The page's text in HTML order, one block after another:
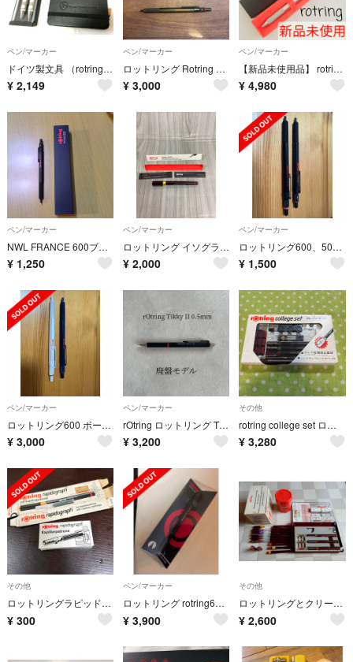
ペン/マーカー
ドイツ製文具 （rotring、BRUNNEN）のセット
¥ 2,149
ペン/マーカー
ロットリング Rotring 600 メカニカルペンシル カモフラージュグリーン
¥ 3,000
ペン/マーカー
【新品未使用品】 rotring 600 3in1シリーズ マルチペン シルバー
¥ 4,980
ペン/マーカー
NWL FRANCE 600ブラックシャープペン0.5 1904443 単位:…
¥ 1,250
ペン/マーカー
ロットリング イソグラフIPL 0.35mm 1903-400
¥ 2,000
ペン/マーカー
ロットリング600、500まとめ売り シャーペン
¥ 1,500
ペン/マーカー
ロットリング600 ボールペン
¥ 3,000
ペン/マーカー
rOtring ロットリング Tikky II ティッキー2 シャーペンブラック
¥ 3,200
その他
rotring college set ロットリング カレッジセット
¥ 3,280
その他
ロットリングラピッドグラフ キャピラリーカートリッジ 590-517 13030
¥ 300
ペン/マーカー
ロットリング rotring600/0.5mm メカニカルペンシル
¥ 3,900
その他
ロットリングとクリーニングユニットのセット
¥ 2,600